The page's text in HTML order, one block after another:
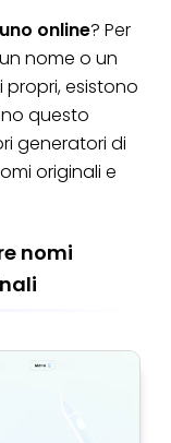
online? Per
nome o un
esistono
questo
generatori di
originali e
nomi